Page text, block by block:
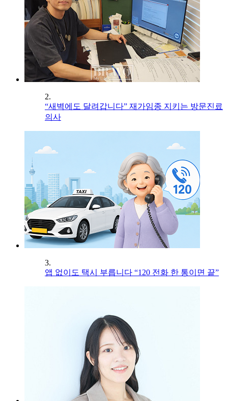
2.
“새벽에도 달려갑니다” 재가임종 지키는 방문진료
의사
3.
앱 없이도 택시 부릅니다 “120 전화 한 통이면 끝”